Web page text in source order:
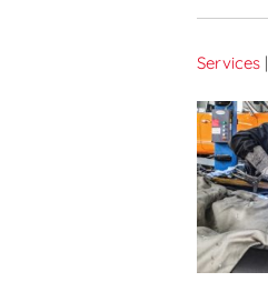
Services